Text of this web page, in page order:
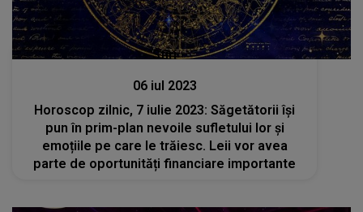
Stiri
06 iul 2023
Horoscop zilnic, 7 iulie 2023: Săgetătorii își
pun în prim-plan nevoile sufletului lor și
emoțiile pe care le trăiesc. Leii vor avea
parte de oportunități financiare importante